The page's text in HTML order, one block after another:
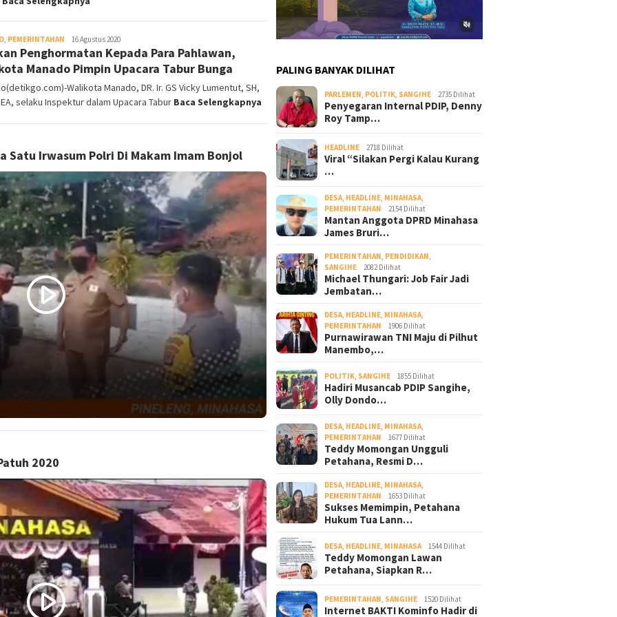
, PEMERINTAHAN DetikGo
16 Agustus 2020
Penghormatan Kepada Para Pahlawan,
Manado Pimpin Upacara Tabur Bunga
Walikota Manado, DR. Ir. GS Vicky Lumentut, SH,
selaku Inspektur dalam Upacara Tabur Baca Selengkapnya
Satu Irwasum Polri Di Makam Imam Bonjol
2020
PALING BANYAK DILIHAT
PARLEMEN, POLITIK, SANGIHE 2735 Dilihat
Penyegaran Internal PDIP, Denny
Roy Tamp…
HEADLINE 2718 Dilihat
Viral “Silakan Pergi Kalau Kurang
…
DESA, HEADLINE, MINAHASA,
PEMERINTAHAN
2154 Dilihat
Mantan Anggota DPRD Minahasa
James Bruri…
PEMERINTAHAN, PENDIDIKAN,
SANGIHE
2082 Dilihat
Michael Thungari: Job Fair Jadi
Jembatan…
DESA, HEADLINE, MINAHASA,
PEMERINTAHAN
1906 Dilihat
Purnawirawan TNI Maju di Pilhut
Manembo,…
POLITIK, SANGIHE 1855 Dilihat
Hadiri Musancab PDIP Sangihe,
Olly Dondo…
DESA, HEADLINE, MINAHASA,
PEMERINTAHAN
1677 Dilihat
Teddy Momongan Ungguli
Petahana, Resmi D…
DESA, HEADLINE, MINAHASA,
PEMERINTAHAN
1653 Dilihat
Sukses Memimpin, Petahana
Hukum Tua Lann…
DESA, HEADLINE, MINAHASA 1544 Dilihat
Teddy Momongan Lawan
Petahana, Siapkan R…
PEMERINTAHAN, SANGIHE 1520 Dilihat
Internet BAKTI Kominfo Hadir di